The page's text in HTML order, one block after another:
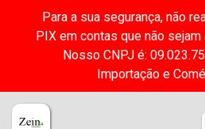
Para a sua segurança, não
PIX em contas que não
Nosso CNPJ é:
Importação e